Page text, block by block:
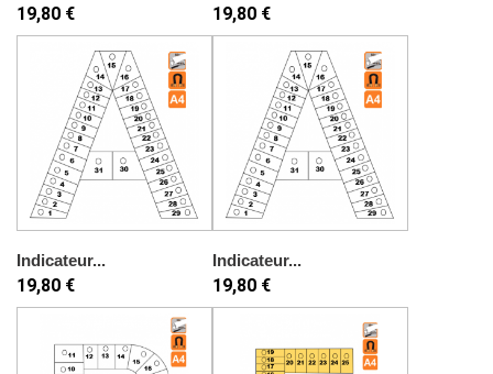
19,80 € 19,80 €
Indicateur...
19,80 €
Indicateur...
19,80 €